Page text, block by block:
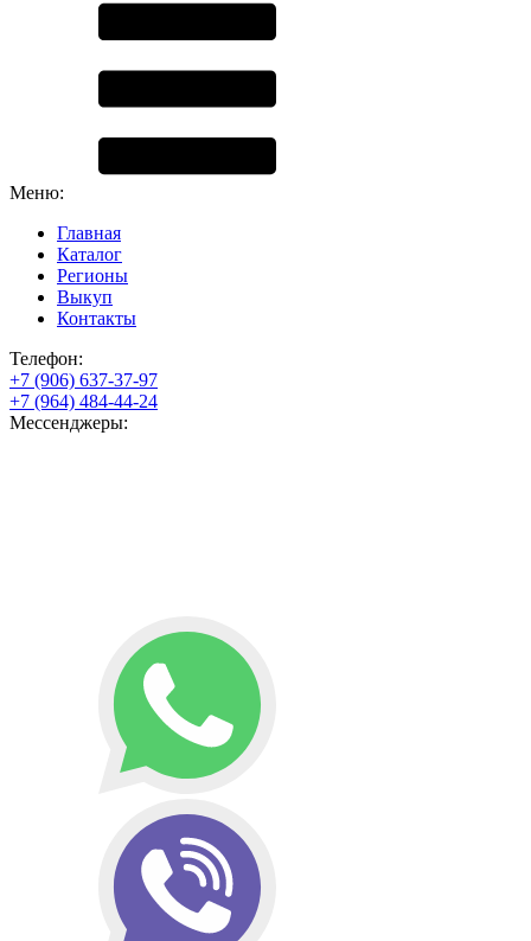
Меню:
Главная
Каталог
Регионы
Выкуп
Контакты
Телефон:
+7 (906) 637-37-97
+7 (964) 484-44-24
Мессенджеры: